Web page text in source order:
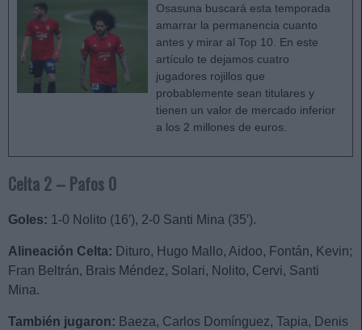
Osasuna buscará esta temporada
amarrar la permanencia cuanto
antes y mirar al Top 10. En este
artículo te dejamos cuatro
jugadores rojillos que
probablemente sean titulares y
tienen un valor de mercado inferior
a los 2 millones de euros.
Celta 2 – Pafos 0
Goles: 1-0 Nolito (16′), 2-0 Santi Mina (35′).
Alineación Celta: Dituro, Hugo Mallo, Aidoo, Fontán, Kevin;
Fran Beltrán, Brais Méndez, Solari, Nolito, Cervi, Santi
Mina.
También jugaron: Baeza, Carlos Domínguez, Tapia, Denis